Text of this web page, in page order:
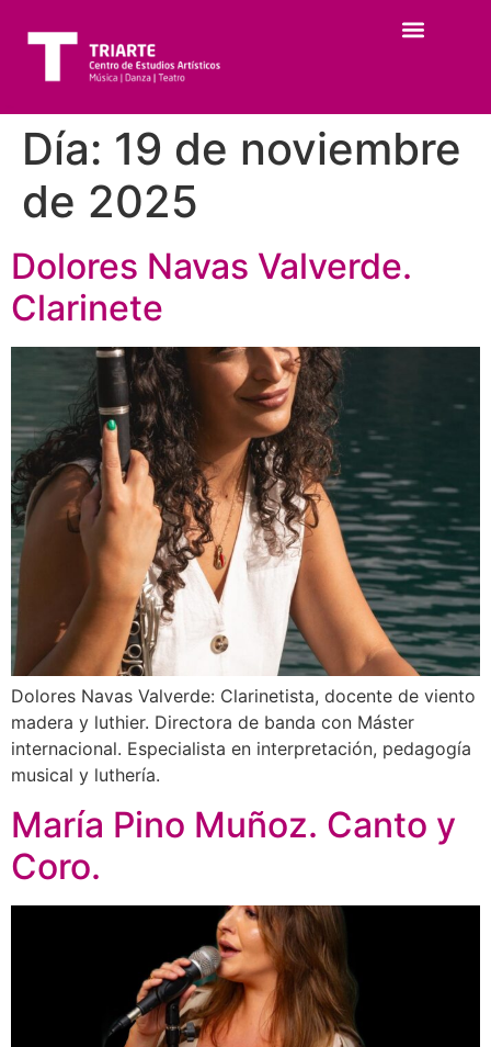
Día: 19 de noviembre
de 2025
Dolores Navas Valverde.
Clarinete
Dolores Navas Valverde: Clarinetista, docente de viento
madera y luthier. Directora de banda con Máster
internacional. Especialista en interpretación, pedagogía
musical y luthería.
María Pino Muñoz. Canto y
Coro.